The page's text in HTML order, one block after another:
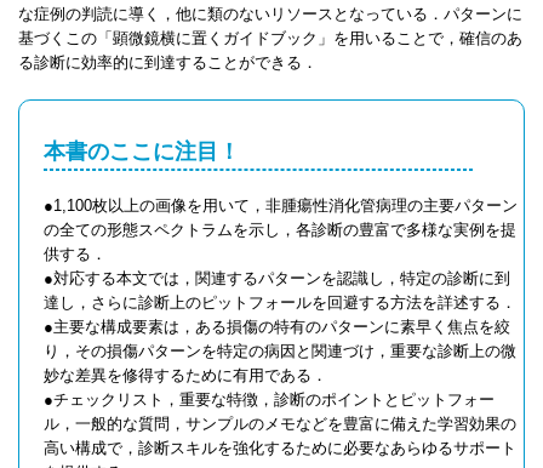
な症例の判読に導く，他に類のないリソースとなっている．パターンに
基づくこの「顕微鏡横に置くガイドブック」を用いることで，確信のあ
る診断に効率的に到達することができる．
本書のここに注目！
●1,100枚以上の画像を用いて，非腫瘍性消化管病理の主要パターン
の全ての形態スペクトラムを示し，各診断の豊富で多様な実例を提
供する．
●対応する本文では，関連するパターンを認識し，特定の診断に到
達し，さらに診断上のピットフォールを回避する方法を詳述する．
●主要な構成要素は，ある損傷の特有のパターンに素早く焦点を絞
り，その損傷パターンを特定の病因と関連づけ，重要な診断上の微
妙な差異を修得するために有用である．
●チェックリスト，重要な特徴，診断のポイントとピットフォー
ル，一般的な質問，サンプルのメモなどを豊富に備えた学習効果の
高い構成で，診断スキルを強化するために必要なあらゆるサポート